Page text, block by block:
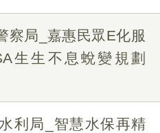
察局_嘉惠民眾E化服
生生不息蛻變規劃
利局_智慧水保再精